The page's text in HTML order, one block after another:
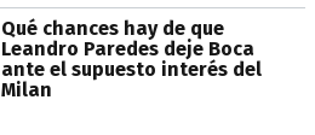
Qué chances hay de que
Leandro Paredes deje Boca
ante el supuesto interés del
Milan